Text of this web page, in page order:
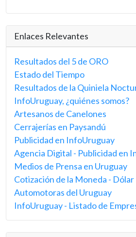
Enlaces Relevantes
Resultados del 5 de ORO
Estado del Tiempo
Resultados de la Quiniela
InfoUruguay, ¿quiénes somos?
Artesanos de Canelones
Cerrajerías en Paysandú
Publicidad en InfoUruguay
Agencia Digital - Publicidad en
Medios de Prensa en Uruguay
Cotización de la Moneda - Dólar
Automotoras del Uruguay
InfoUruguay - Listado de